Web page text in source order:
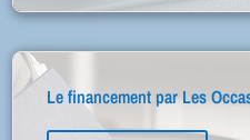
Le financement par Les